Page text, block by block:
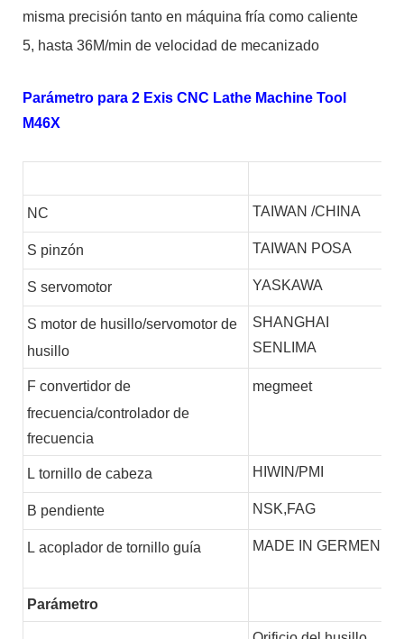
misma precisión tanto en máquina fría como caliente
5, hasta 36M/min de velocidad de mecanizado
Parámetro para 2 Exis CNC Lathe Machine Tool
M46X
NC TAIWAN /CHINA
S pinzón TAIWAN POSA
S servomotor YASKAWA
S motor de husillo/servomotor de
husillo
SHANGHAI
SENLIMA
F convertidor de
frecuencia/controlador de
frecuencia
megmeet
L tornillo de cabeza HIWIN/PMI
B pendiente NSK,FAG
L acoplador de tornillo guía MADE IN GERMEN
Parámetro